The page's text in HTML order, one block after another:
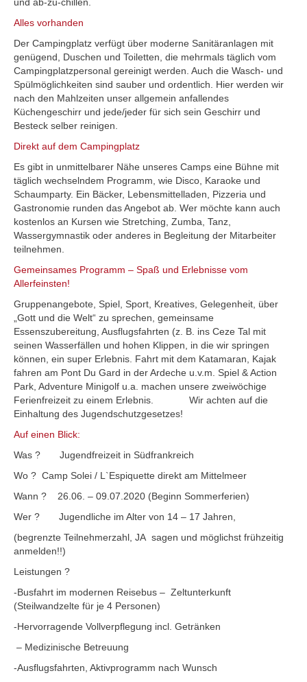
Alles vorhanden
Der Campingplatz verfügt über moderne Sanitäranlagen mit
genügend, Duschen und Toiletten, die mehrmals täglich vom
Campingplatzpersonal gereinigt werden. Auch die Wasch- und
Spülmöglichkeiten sind sauber und ordentlich. Hier werden wir
nach den Mahlzeiten unser allgemein anfallendes
Küchengeschirr und jede/jeder für sich sein Geschirr und
Besteck selber reinigen.
Direkt auf dem Campingplatz
Es gibt in unmittelbarer Nähe unseres Camps eine Bühne mit
täglich wechselndem Programm, wie Disco, Karaoke und
Schaumparty. Ein Bäcker, Lebensmittelladen, Pizzeria und
Gastronomie runden das Angebot ab. Wer möchte kann auch
kostenlos an Kursen wie Stretching, Zumba, Tanz,
Wassergymnastik oder anderes in Begleitung der Mitarbeiter
teilnehmen.
Gemeinsames Programm – Spaß und Erlebnisse vom
Allerfeinsten!
Gruppenangebote, Spiel, Sport, Kreatives, Gelegenheit, über
„Gott und die Welt“ zu sprechen, gemeinsame
Essenszubereitung, Ausflugsfahrten (z. B. ins Ceze Tal mit
seinen Wasserfällen und hohen Klippen, in die wir springen
können, ein super Erlebnis. Fahrt mit dem Katamaran, Kajak
fahren am Pont Du Gard in der Ardeche u.v.m. Spiel & Action
Park, Adventure Minigolf u.a. machen unsere zweiwöchige
Ferienfreizeit zu einem Erlebnis. Wir achten auf die
Einhaltung des Jugendschutzgesetzes!
Auf einen Blick:
Was ? Jugendfreizeit in Südfrankreich
Wo ? Camp Solei / L`Espiquette direkt am Mittelmeer
Wann ? 26.06. – 09.07.2020 (Beginn Sommerferien)
Wer ? Jugendliche im Alter von 14 – 17 Jahren,
(begrenzte Teilnehmerzahl, JA sagen und möglichst frühzeitig
anmelden!!)
Leistungen ?
-Busfahrt im modernen Reisebus – Zeltunterkunft
(Steilwandzelte für je 4 Personen)
-Hervorragende Vollverpflegung incl. Getränken
– Medizinische Betreuung
-Ausflugsfahrten, Aktivprogramm nach Wunsch